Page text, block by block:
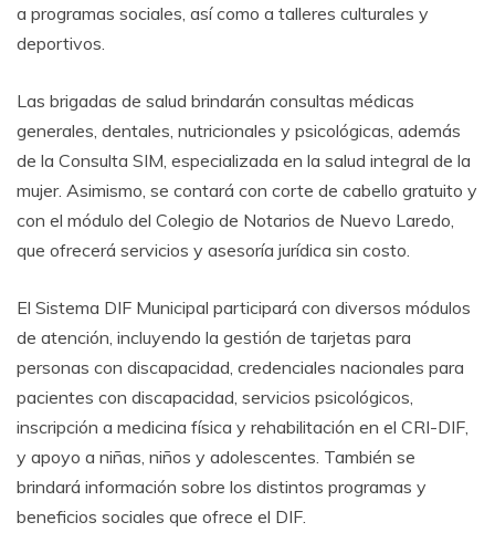
a programas sociales, así como a talleres culturales y
deportivos.
Las brigadas de salud brindarán consultas médicas
generales, dentales, nutricionales y psicológicas, además
de la Consulta SIM, especializada en la salud integral de la
mujer. Asimismo, se contará con corte de cabello gratuito y
con el módulo del Colegio de Notarios de Nuevo Laredo,
que ofrecerá servicios y asesoría jurídica sin costo.
El Sistema DIF Municipal participará con diversos módulos
de atención, incluyendo la gestión de tarjetas para
personas con discapacidad, credenciales nacionales para
pacientes con discapacidad, servicios psicológicos,
inscripción a medicina física y rehabilitación en el CRI-DIF,
y apoyo a niñas, niños y adolescentes. También se
brindará información sobre los distintos programas y
beneficios sociales que ofrece el DIF.